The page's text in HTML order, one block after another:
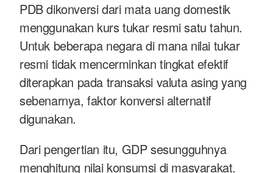
PDB dikonversi dari mata uang domestik
menggunakan kurs tukar resmi satu tahun.
Untuk beberapa negara di mana nilai tukar
resmi tidak mencerminkan tingkat efektif
diterapkan pada transaksi valuta asing yang
sebenarnya, faktor konversi alternatif
digunakan.
Dari pengertian itu, GDP sesungguhnya
menghitung nilai konsumsi di masyarakat.